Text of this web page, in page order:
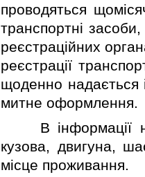
проводяться
транспортнi
реєстрацiйних
реєстрацiї
щоденно надається
митне оформлення.
В iнформацiї
кузова, двигуна,
мiсце проживання.